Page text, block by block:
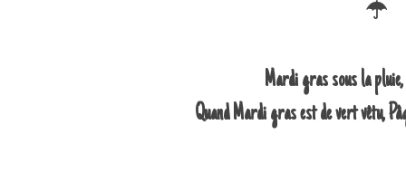
☂
Mardi gras sous la
Quand Mardi gras est de vert vêtu,